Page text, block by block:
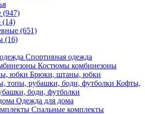
(947)
(651)
(16)
Спортивная одежда
Костюмы комбинезоны
Брюки, штаны, юбки
Кофты,
боди, футболки
Одежда для дома
Спальные комплекты